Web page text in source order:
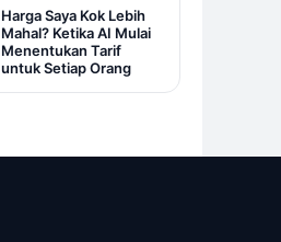
Harga Saya Kok Lebih
Mahal? Ketika AI Mulai
Menentukan Tarif
untuk Setiap Orang